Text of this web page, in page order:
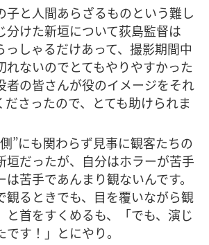
子と人間あらざるものという難し
分けた新垣について荻島監督は
っしゃるだけあって、撮影期間中
れないのでとてもやりやすかった
者の皆さんが役のイメージをそれ
ださったので、とても助けられま
”にも関わらず見事に観客たちの
垣だったが、自分はホラーが苦手
苦手であんまり観ないんです。
観るときでも、目を覆いながら観
首をすくめるも、「でも、演じ
す！」とにやり。